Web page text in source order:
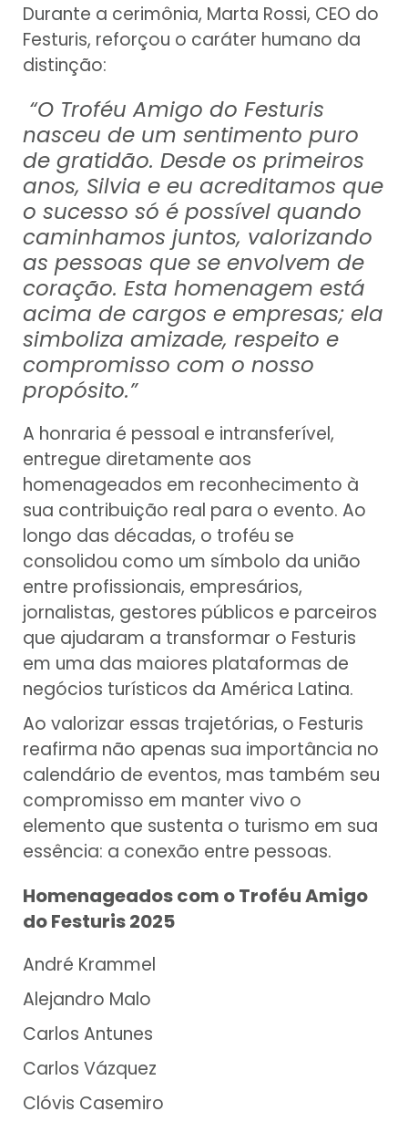
Durante a cerimônia, Marta Rossi, CEO do
Festuris, reforçou o caráter humano da
distinção:
“O Troféu Amigo do Festuris
nasceu de um sentimento puro
de gratidão. Desde os primeiros
anos, Silvia e eu acreditamos que
o sucesso só é possível quando
caminhamos juntos, valorizando
as pessoas que se envolvem de
coração. Esta homenagem está
acima de cargos e empresas; ela
simboliza amizade, respeito e
compromisso com o nosso
propósito.”
A honraria é pessoal e intransferível,
entregue diretamente aos
homenageados em reconhecimento à
sua contribuição real para o evento. Ao
longo das décadas, o troféu se
consolidou como um símbolo da união
entre profissionais, empresários,
jornalistas, gestores públicos e parceiros
que ajudaram a transformar o Festuris
em uma das maiores plataformas de
negócios turísticos da América Latina.
Ao valorizar essas trajetórias, o Festuris
reafirma não apenas sua importância no
calendário de eventos, mas também seu
compromisso em manter vivo o
elemento que sustenta o turismo em sua
essência: a conexão entre pessoas.
Homenageados com o Troféu Amigo
do Festuris 2025
André Krammel
Alejandro Malo
Carlos Antunes
Carlos Vázquez
Clóvis Casemiro